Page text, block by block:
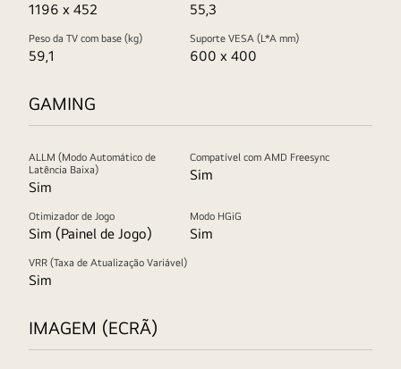
1196 x 452 55,3
Peso da TV com base (kg)
59,1
Suporte VESA (L*A mm)
600 x 400
GAMING
ALLM (Modo Automático de
Latência Baixa)
Sim
Compatível com AMD Freesync
Sim
Otimizador de Jogo
Sim (Painel de Jogo)
Modo HGiG
Sim
VRR (Taxa de Atualização Variável)
Sim
IMAGEM (ECRÃ)